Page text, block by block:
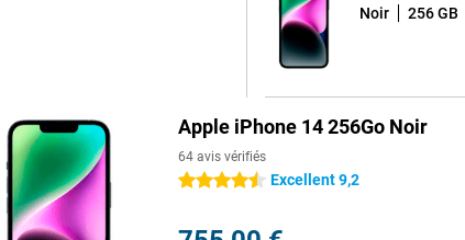
Noir 256 GB
Apple iPhone 14 256Go Noir
64 avis vérifiés
4.5 étoilesExcellent 9,2